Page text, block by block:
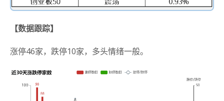
【数据跟踪】
涨停46家，跌停10家，多头情绪一般。